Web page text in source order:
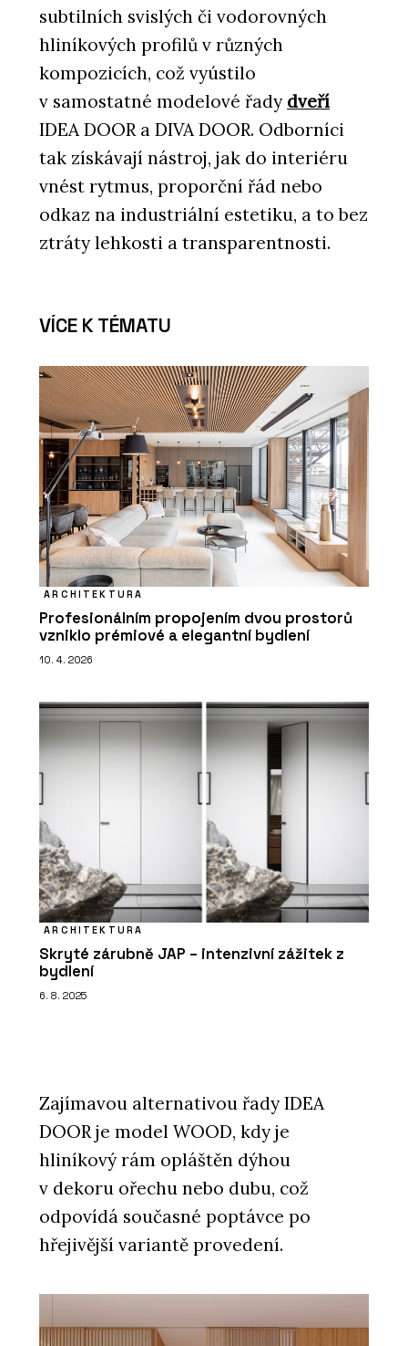
subtilních svislých či vodorovných
hliníkových profilů v různých
kompozicích, což vyústilo
v samostatné modelové řady dveří
IDEA DOOR a DIVA DOOR. Odborníci
tak získávají nástroj, jak do interiéru
vnést rytmus, proporční řád nebo
odkaz na industriální estetiku, a to bez
ztráty lehkosti a transparentnosti.
VÍCE K TÉMATU
ARCHITEKTURA
Profesionálním propojením dvou prostorů
vzniklo prémiové a elegantní bydlení
10. 4. 2026
ARCHITEKTURA
Skryté zárubně JAP – intenzivní zážitek z
bydlení
6. 8. 2025
Zajímavou alternativou řady IDEA
DOOR je model WOOD, kdy je
hliníkový rám opláštěn dýhou
v dekoru ořechu nebo dubu, což
odpovídá současné poptávce po
hřejivější variantě provedení.